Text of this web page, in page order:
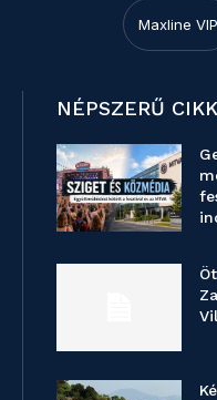
Maxline VIP
NÉPSZERŰ